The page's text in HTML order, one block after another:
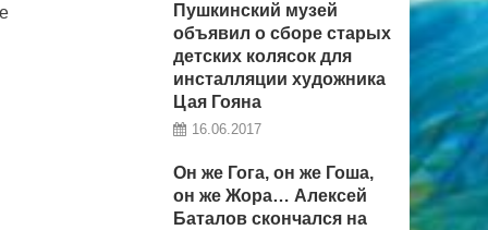
Пушкинский музей
объявил о сборе старых
детских колясок для
инсталляции художника
Цая Гояна
16.06.2017
Он же Гога, он же Гоша,
он же Жора… Алексей
Баталов скончался на